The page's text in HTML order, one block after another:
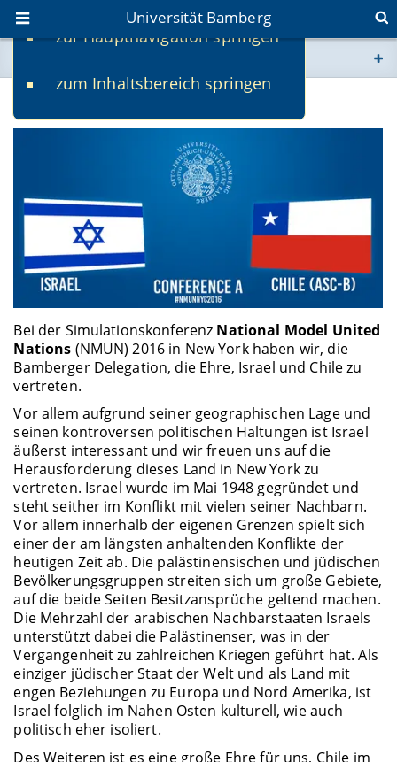
zur Hauptnavigation springen
zum Inhaltsbereich springen
Universität Bamberg
www.uni-bamberg.de
fis.uni-bamberg.de
Unsere Länder: Israel und Chile
Bei der Simulationskonferenz National Model United
Nations (NMUN) 2016 in New York haben wir, die
Bamberger Delegation, die Ehre, Israel und Chile zu
vertreten.
Vor allem aufgrund seiner geographischen Lage und
seinen kontroversen politischen Haltungen ist Israel
äußerst interessant und wir freuen uns auf die
Herausforderung dieses Land in New York zu
vertreten. Israel wurde im Mai 1948 gegründet und
steht seither im Konflikt mit vielen seiner Nachbarn.
Vor allem innerhalb der eigenen Grenzen spielt sich
einer der am längsten anhaltenden Konflikte der
heutigen Zeit ab. Die palästinensischen und jüdischen
Bevölkerungsgruppen streiten sich um große Gebiete,
auf die beide Seiten Besitzansprüche geltend machen.
Die Mehrzahl der arabischen Nachbarstaaten Israels
unterstützt dabei die Palästinenser, was in der
Vergangenheit zu zahlreichen Kriegen geführt hat. Als
einziger jüdischer Staat der Welt und als Land mit
engen Beziehungen zu Europa und Nord Amerika, ist
Israel folglich im Nahen Osten kulturell, wie auch
politisch eher isoliert.
Des Weiteren ist es eine große Ehre für uns, Chile im